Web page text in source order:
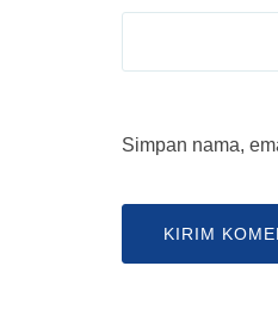
Simpan nama,